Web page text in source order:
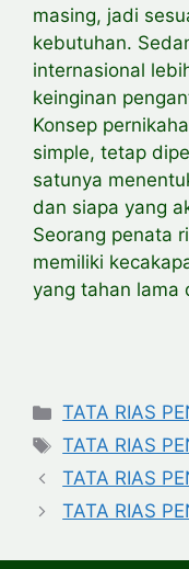
masing, jadi
kebutuhan.
internasional
keinginan
Konsep
simple, tetap
satunya
dan siapa yang
Seorang penata
memiliki
yang tahan lama
Categories
TATA RIAS
Tags
TATA RIAS
TATA RIAS
TATA RIAS